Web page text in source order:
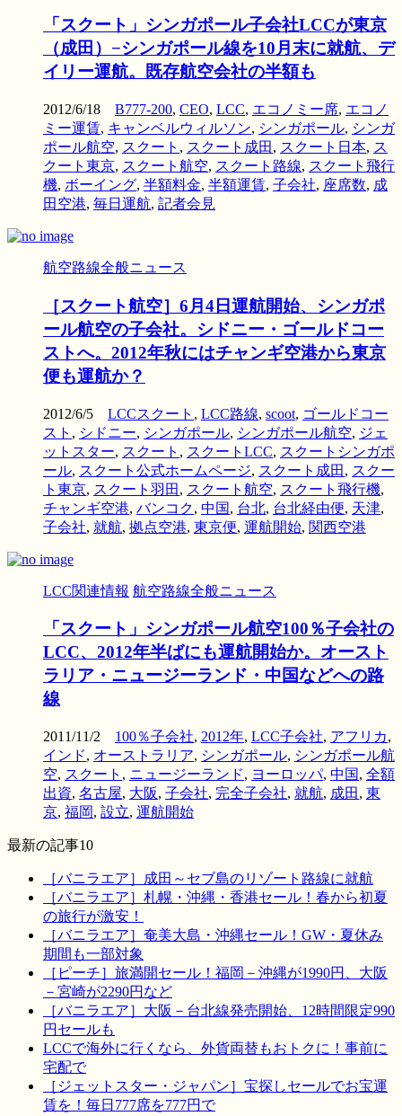
「スクート」シンガポール子会社LCCが東京
（成田）−シンガポール線を10月末に就航、デ
イリー運航。既存航空会社の半額も
2012/6/18 B777-200, CEO, LCC, エコノミー席, エコノ
ミー運賃, キャンベルウィルソン, シンガポール, シンガ
ポール航空, スクート , スクート成田 , スクート日本, ス
クート東京, スクート航空, スクート路線, スクート飛行
機, ボーイング, 半額料金, 半額運賃, 子会社, 座席数, 成
田空港, 毎日運航, 記者会見
航空路線全般ニュース
［スクート航空］6月4日運航開始、シンガポ
ール航空の子会社。シドニー・ゴールドコー
ストへ。2012年秋にはチャンギ空港から東京
便も運航か？
2012/6/5 LCCスクート , LCC路線, scoot, ゴールドコー
スト , シドニー, シンガポール, シンガポール航空, ジェ
ットスター, スクート , スクートLCC, スクートシンガポ
ール, スクート公式ホームページ, スクート成田 , スクー
ト東京, スクート羽田 , スクート航空, スクート飛行機,
チャンギ空港, バンコク, 中国, 台北, 台北経由便, 天津,
子会社, 就航, 拠点空港, 東京便, 運航開始, 関西空港
LCC関連情報 航空路線全般ニュース
「スクート」シンガポール航空100％子会社の
LCC、2012年半ばにも運航開始か。オースト
ラリア・ニュージーランド・中国などへの路
線
2011/11/2 100％子会社, 2012年, LCC子会社, アフリカ,
インド, オーストラリア, シンガポール, シンガポール航
空, スクート , ニュージーランド, ヨーロッパ, 中国, 全額
出資, 名古屋, 大阪, 子会社, 完全子会社, 就航, 成田 , 東
京, 福岡, 設立, 運航開始
最新の記事10
［バニラエア］成田～セブ島のリゾート路線に就航
［バニラエア］札幌・沖縄・香港セール！春から初夏
の旅行が激安！
［バニラエア］奄美大島・沖縄セール！GW・夏休み
期間も一部対象
［ピーチ］旅満開セール！福岡－沖縄が1990円、大阪
－宮崎が2290円など
［バニラエア］大阪－台北線発売開始、12時間限定990
円セールも
LCCで海外に行くなら、外貨両替もおトクに！事前に
宅配で
［ジェットスター・ジャパン］宝探しセールでお宝運
賃を！毎日777席を777円で